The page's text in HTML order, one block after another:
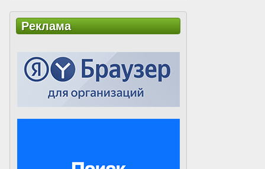
Реклама